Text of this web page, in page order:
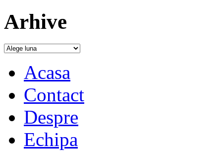
Arhive
Acasa
Contact
Despre
Echipa